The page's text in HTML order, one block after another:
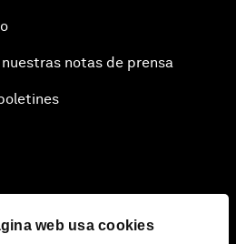
web usa cookies
notas de prensa